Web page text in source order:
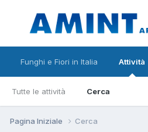
Funghi e Fiori in Italia Attività
Tutte le attività Cerca
Pagina Iniziale Cerca